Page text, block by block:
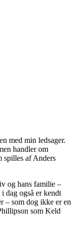
med min ledsager.
handler om
spilles af Anders
og hans familie –
i dag også er kendt
– som dog ikke er en
som Keld